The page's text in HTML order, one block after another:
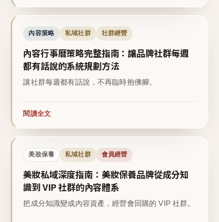
內容策略 私域社群 社群經營
內容行事曆策略完整指南：讓品牌社群每週
都有話說的系統規劃方法
讓社群每週都有話說，不再臨時抱佛腳。
閱讀全文
美妝保養 私域社群 會員經營
美妝私域深度指南：美妝保養品牌從成分知
識到 VIP 社群的內容體系
把成分知識變成內容資產，經營會回購的 VIP 社群。